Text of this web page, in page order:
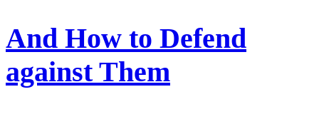
And How to Defend
against Them